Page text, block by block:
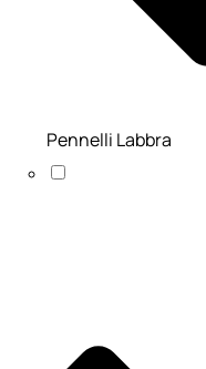
Pennelli Labbra